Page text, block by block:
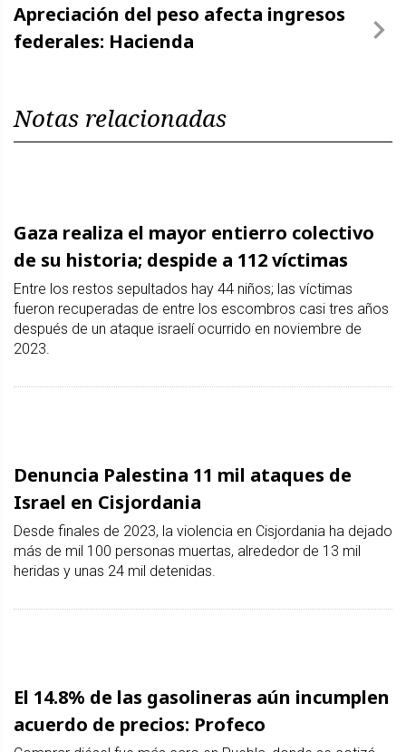
Apreciación del peso afecta ingresos
federales: Hacienda
Notas relacionadas
Gaza realiza el mayor entierro colectivo
de su historia; despide a 112 víctimas
Entre los restos sepultados hay 44 niños; las víctimas
fueron recuperadas de entre los escombros casi tres años
después de un ataque israelí ocurrido en noviembre de
2023.
Denuncia Palestina 11 mil ataques de
Israel en Cisjordania
Desde finales de 2023, la violencia en Cisjordania ha dejado
más de mil 100 personas muertas, alrededor de 13 mil
heridas y unas 24 mil detenidas.
El 14.8% de las gasolineras aún incumplen
acuerdo de precios: Profeco